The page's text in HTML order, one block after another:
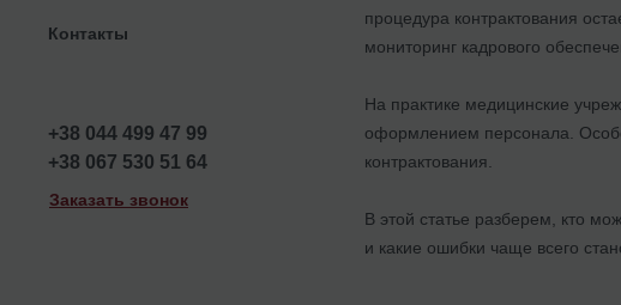
Контакты
+38 044 499 47 99
+38 067 530 51 64
Заказать звонок
процедура контрактования
мониторинг кадрового
На практике медицинские
оформлением персонала.
контрактования.
В этой статье разберем, кто
и какие ошибки чаще всего